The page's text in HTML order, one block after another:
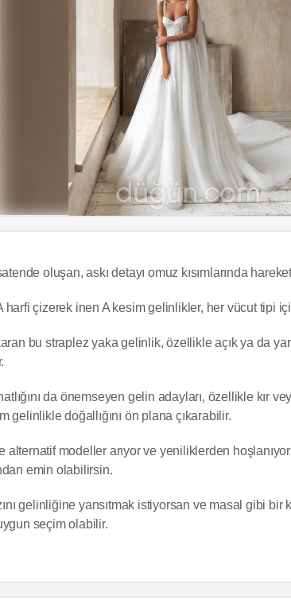
oluşan, askı detayı omuz kısımlarında
harfi çizerek inen A kesim gelinlikler, her vücut tipi
bu straplez yaka gelinlik, özellikle açık ya da
da önemseyen gelin adayları, özellikle kır
gelinlikle doğallığını ön plana çıkarabilir.
modeller arıyor ve yeniliklerden
emin olabilirsin.
gelinliğine yansıtmak istiyorsan ve masal gibi bir
seçim olabilir.